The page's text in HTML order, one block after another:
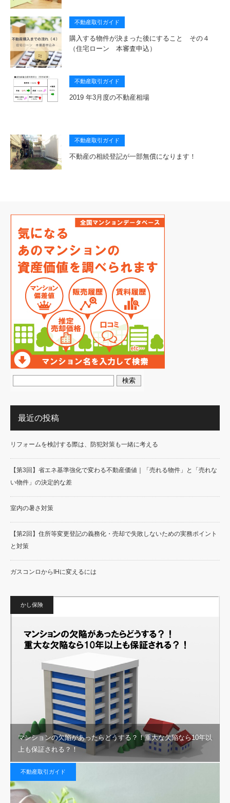
不動産取引ガイド
購入する物件が決まった後にすること その４
（住宅ローン 本審査申込）
不動産取引ガイド
2019 年3月度の不動産相場
不動産取引ガイド
不動産の相続登記が一部無償になります！
最近の投稿
リフォームを検討する際は、防犯対策も一緒に考える
【第3回】省エネ基準強化で変わる不動産価値｜「売れる物件」と「売れな
い物件」の決定的な差
室内の暑さ対策
【第2回】住所等変更登記の義務化・売却で失敗しないための実務ポイント
と対策
ガスコンロからIHに変えるには
かし保険
マンションの欠陥があったらどうする？！重大な欠陥なら10年以
上も保証される？！
不動産取引ガイド